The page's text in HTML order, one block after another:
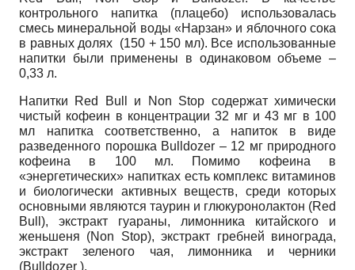
контрольного напитка (плацебо) использовалась
смесь минеральной воды «Нарзан» и яблочного сока
в равных долях (150 + 150 мл). Все использованные
напитки были применены в одинаковом объеме –
0,33 л.
Напитки Red Bull и Non Stop содержат химически
чистый кофеин в концентрации 32 мг и 43 мг в 100
мл напитка соответственно, а напиток в виде
разведенного порошка Bulldozer – 12 мг природного
кофеина в 100 мл. Помимо кофеина в
«энергетических» напитках есть комплекс витаминов
и биологически активных веществ, среди которых
основными являются таурин и глюкуронолактон (Red
Bull), экстракт гуараны, лимонника китайского и
женьшеня (Non Stop), экстракт гребней винограда,
экстракт зеленого чая, лимонника и черники
(Bulldozer ).